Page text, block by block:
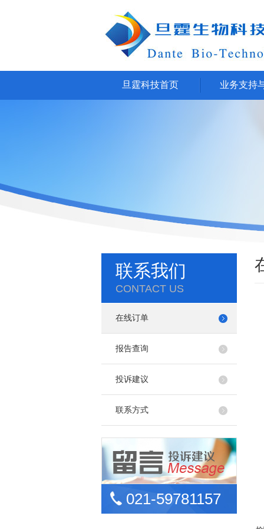
旦霆科技首页 业务支持
联系我们
CONTACT US
在线订单
报告查询
投诉建议
联系方式
021-59781157